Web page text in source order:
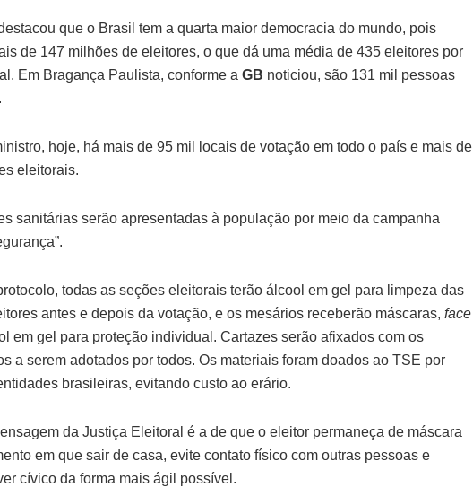
que o Brasil tem a quarta maior democracia do mundo, pois
de 147 milhões de eleitores, o que dá uma média de 435 eleitores por
Em Bragança Paulista, conforme a GB noticiou, são 131 mil pessoas
hoje, há mais de 95 mil locais de votação em todo o país e mais de
eleitorais.
sanitárias serão apresentadas à população por meio da campanha
todas as seções eleitorais terão álcool em gel para limpeza das
antes e depois da votação, e os mesários receberão máscaras, face
em gel para proteção individual. Cartazes serão afixados com os
a serem adotados por todos. Os materiais foram doados ao TSE por
brasileiras, evitando custo ao erário.
da Justiça Eleitoral é a de que o eleitor permaneça de máscara
em que sair de casa, evite contato físico com outras pessoas e
cívico da forma mais ágil possível.